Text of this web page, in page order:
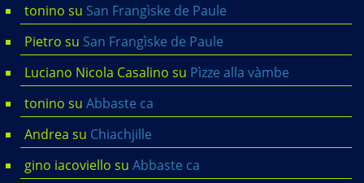
tonino su San Frangìske de Paule
Pietro su San Frangìske de Paule
Luciano Nicola Casalino su Pìzze alla vàmbe
tonino su Abbaste ca
Andrea su Chiachjille
gino iacoviello su Abbaste ca